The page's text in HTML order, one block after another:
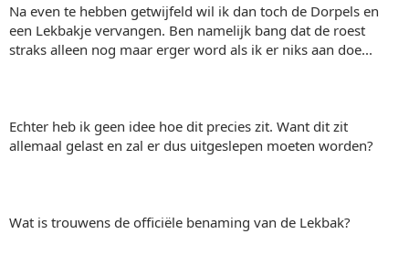
Na even te hebben getwijfeld wil ik dan toch de Dorpels en
een Lekbakje vervangen. Ben namelijk bang dat de roest
straks alleen nog maar erger word als ik er niks aan doe...
Echter heb ik geen idee hoe dit precies zit. Want dit zit
allemaal gelast en zal er dus uitgeslepen moeten worden?
Wat is trouwens de officiële benaming van de Lekbak?